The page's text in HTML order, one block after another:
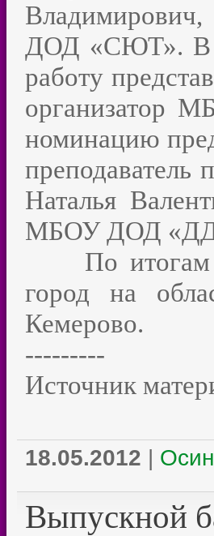
ДОД «СЮТ». В
работу
организатор
номинацию
Наталья
МБОУ ДОД
По итогам
город на
Кемерово.
---------
Источник
18.05.2012 |
Выпускной